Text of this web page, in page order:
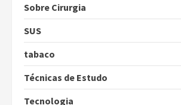
Sobre Cirurgia
SUS
tabaco
Técnicas de Estudo
Tecnologia